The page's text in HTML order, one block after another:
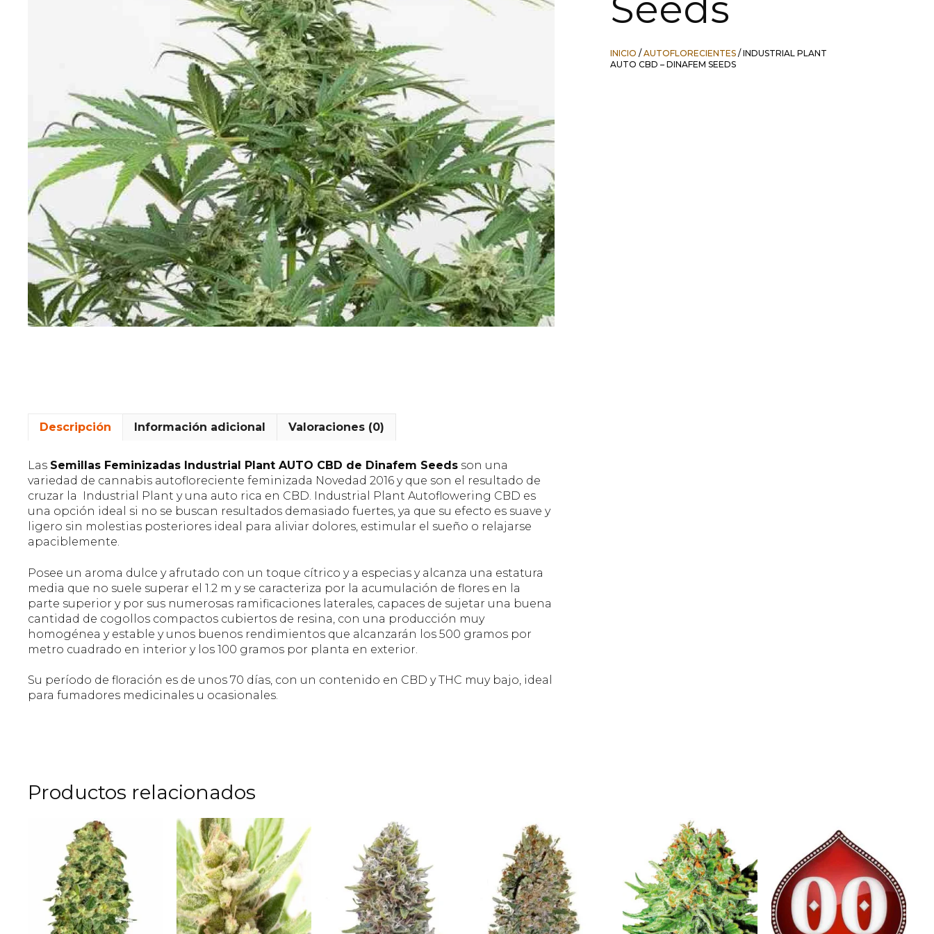
INICIO /AUTOFLORECIENTES / INDUSTRIAL PLANT
AUTO CBD – DINAFEM SEEDS
Descripción Información adicional Valoraciones (0)
Las Semillas Feminizadas Industrial Plant AUTO CBD de Dinafem Seeds son una
variedad de cannabis autofloreciente feminizada Novedad 2016 y que son el resultado de
cruzar la Industrial Plant y una auto rica en CBD. Industrial Plant Autoflowering CBD es
una opción ideal si no se buscan resultados demasiado fuertes, ya que su efecto es suave y
ligero sin molestias posteriores ideal para aliviar dolores, estimular el sueño o relajarse
apaciblemente.
Posee un aroma dulce y afrutado con un toque cítrico y a especias y alcanza una estatura
media que no suele superar el 1.2 m y se caracteriza por la acumulación de flores en la
parte superior y por sus numerosas ramificaciones laterales, capaces de sujetar una buena
cantidad de cogollos compactos cubiertos de resina, con una producción muy
homogénea y estable y unos buenos rendimientos que alcanzarán los 500 gramos por
metro cuadrado en interior y los 100 gramos por planta en exterior.
Su período de floración es de unos 70 días, con un contenido en CBD y THC muy bajo, ideal
para fumadores medicinales u ocasionales.
Productos relacionados